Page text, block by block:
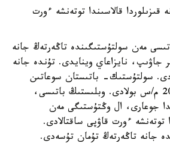
قىزىلوردا قالاسىندا توتەنشە ءورت
مەن سولتۇستىگىندە تاڭەرتەڭ جانە
جاۋىپ، نايزاعاي وينايدى. تۇندە جانە
سولتۇستىك- باتىستان سوعاتىن
جەلدىڭ ەكپىنى 15- 20 م/س بولادى. وبلىستىڭ باتىسى،
جوعارى، ال وڭتۇستىگى مەن
ءورت قاۋپى ساقتالادى.
جانە تاڭەرتەڭ تۇمان تۇسەدى.